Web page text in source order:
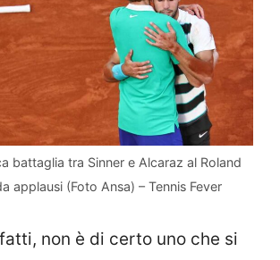
battaglia tra Sinner e Alcaraz al Roland
applausi (Foto Ansa) – Tennis Fever
non è di certo uno che si